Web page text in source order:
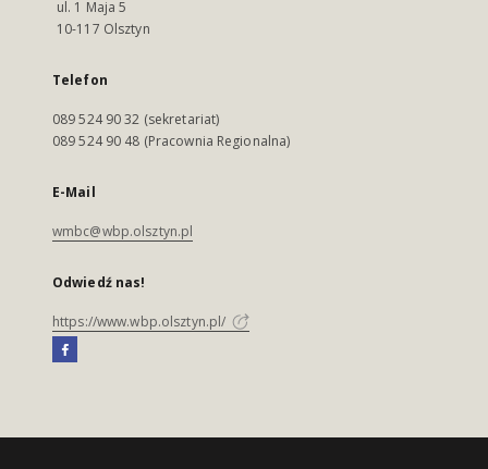
ul. 1 Maja 5
10-117 Olsztyn
Telefon
089 524 90 32 (sekretariat)
089 524 90 48 (Pracownia Regionalna)
E-Mail
wmbc@wbp.olsztyn.pl
Odwiedź nas!
https://www.wbp.olsztyn.pl/